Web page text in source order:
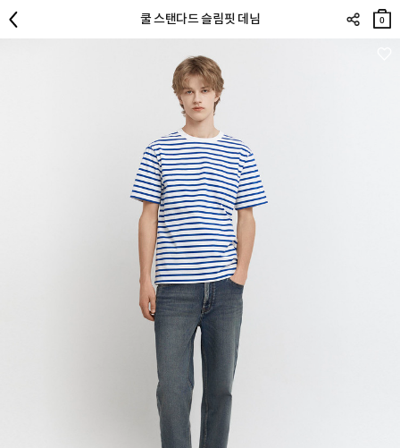
쿨 스탠다드 슬림핏 데님
장바
구니
0